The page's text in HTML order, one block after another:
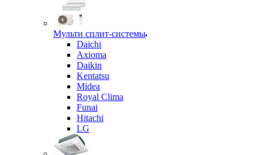
Мульти сплит-системы
Daichi
Axioma
Daikin
Kentatsu
Midea
Royal Clima
Funai
Hitachi
LG